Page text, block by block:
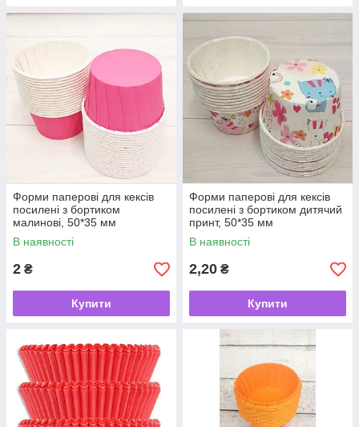
Форми паперові для кексів
посилені з бортиком
малинові, 50*35 мм
В наявності
2 ₴
Купити
Форми паперові для кексів
посилені з бортиком дитячий
принт, 50*35 мм
В наявності
2,20 ₴
Купити